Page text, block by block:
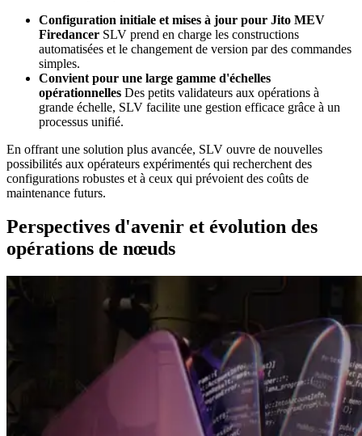
Configuration initiale et mises à jour pour Jito MEV
Firedancer SLV prend en charge les constructions
automatisées et le changement de version par des commandes
simples.
Convient pour une large gamme d'échelles
opérationnelles Des petits validateurs aux opérations à
grande échelle, SLV facilite une gestion efficace grâce à un
processus unifié.
En offrant une solution plus avancée, SLV ouvre de nouvelles
possibilités aux opérateurs expérimentés qui recherchent des
configurations robustes et à ceux qui prévoient des coûts de
maintenance futurs.
Perspectives d'avenir et évolution des
opérations de nœuds